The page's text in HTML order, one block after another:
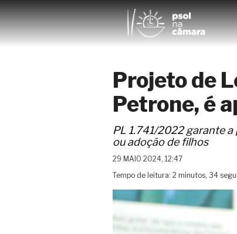
Projeto de
Petrone, é
PL 1.741/2022 garante
ou adoção de filhos
29 MAIO 2024, 12:47
Tempo de leitura: 2 minutos, 34